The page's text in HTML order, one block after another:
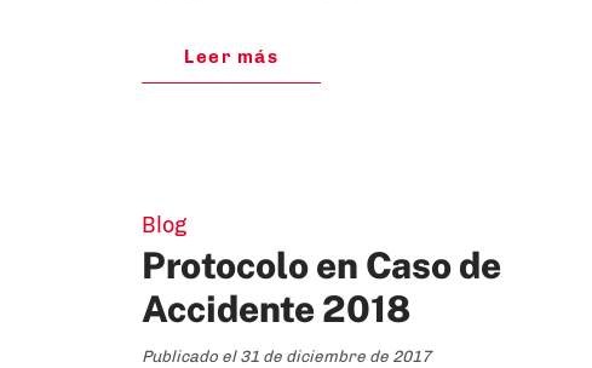
Leer más
Blog
Protocolo en Caso de
Accidente 2018
Publicado el 31 de diciembre de 2017